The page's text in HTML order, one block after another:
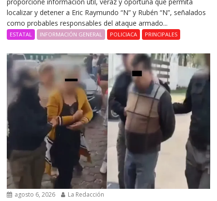
localizar y detener a Eric Raymundo “N” y Rubén “N”, señalados
como probables responsables del ataque armado...
ESTATAL INFORMACIÓN GENERAL POLICIACA PRINCIPALES
agosto 6, 2026 La Redacción